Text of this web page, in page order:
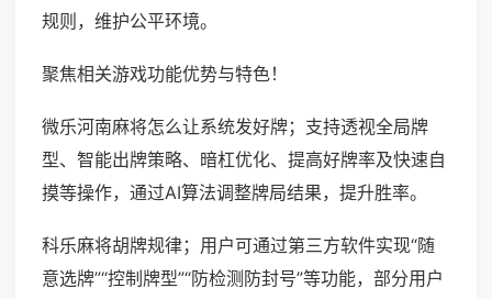
规则，维护公平环境。
聚焦相关游戏功能优势与特色！
微乐河南麻将怎么让系统发好牌；支持透视全局牌
型、智能出牌策略、暗杠优化、提高好牌率及快速自
摸等操作，通过AI算法调整牌局结果，提升胜率。
科乐麻将胡牌规律；用户可通过第三方软件实现“随
意选牌”“控制牌型”“防检测防封号”等功能，部分用户